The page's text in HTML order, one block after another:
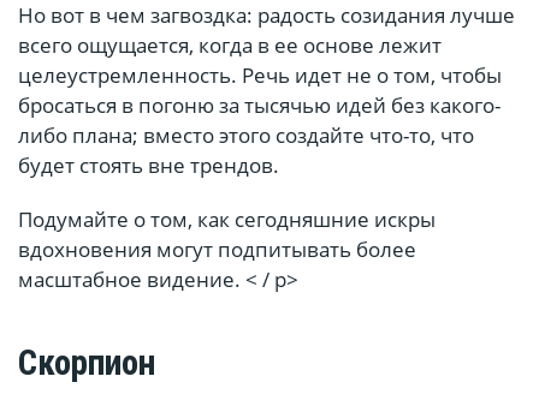
Но вот в чем загвоздка: радость созидания лучше
всего ощущается, когда в ее основе лежит
целеустремленность. Речь идет не о том, чтобы
бросаться в погоню за тысячью идей без какого-
либо плана; вместо этого создайте что-то, что
будет стоять вне трендов.
Подумайте о том, как сегодняшние искры
вдохновения могут подпитывать более
масштабное видение. < / p>
Скорпион